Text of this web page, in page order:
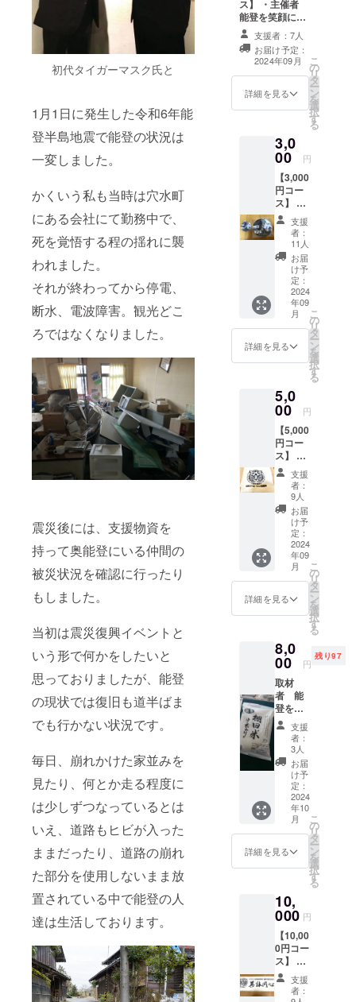
初代タイガーマスク氏と
1月1日に発生した令和6年能
登半島地震で能登の状況は
一変しました。
かくいう私も当時は穴水町
にある会社にて勤務中で、
死を覚悟する程の揺れに襲
われました。
それが終わってから停電、
断水、電波障害。観光どこ
ろではなくなりました。
震災後には、支援物資を
持って奥能登にいる仲間の
被災状況を確認に行ったり
もしました。
当初は震災復興イベントと
いう形で何かをしたいと
思っておりましたが、能登
の現状では復旧も道半ばま
でも行かない状況です。
毎日、崩れかけた家並みを
見たり、何とか走る程度に
は少しずつなっているとは
いえ、道路もヒビが入った
ままだったり、道路の崩れ
た部分を使用しないまま放
置されている中で能登の人
達は生活しております。
う想いで、
能登の人々
に元気を与
えたい、笑
顔を届ける
イベントを
い、と立ち
上がりまし
ぜひあたた
かい応援を
よろしくお
願いいたし
ス】 ・主催者
能登を笑顔に実
行委員会からの
お礼メール送付
・イベント当日
の報告レポート
送付（PDF形
式）
支援者：7人
お届け予定：
2024年09月
詳細を見る
こ
の
リ
タ
ー
ン
を
選
択
す
る
3,0
00 円
【3,000
円コー
ス】 ・
PRAY
for
NOTO
ステッ
カー・
バッチ
セット
送付 ※
こちら
のコー
スをお
申込み
頂けた
日会場
に参加
してい
る子ど
も達へ
もバッ
チをプ
レゼン
トしま
す。 ・
主催
者 能
登を笑
顔に実
行委員
会から
のお礼
ト当日
のデジ
タル写
真集 ・
イベン
ト当日
の報告
レポー
ト送付
（PDF
形式）
支援
者：
11人
お届
け予
定：
2024
年09
月
詳細を見る
こ
の
リ
タ
ー
ン
を
選
択
す
る
5,0
00 円
【5,000
円コー
ス】 ・
初代タ
イガー
マスク
後援
会 タ
オルを
送付 ・
主催
者 能
登を笑
顔に実
行委員
会から
メール
送付 ・
イベン
ト当日
のデジ
タル写
真集 ・
イベン
ト当日
の報告
レポー
ト送付
（PDF
形式）
支援
者：
9人
お届
け予
定：
2024
年09
月
詳細を見る
こ
の
リ
タ
ー
ン
を
選
択
す
る
8,0
00 円
残り97
取材
者 能
登を笑
顔に実
行委員
会から
のお礼
のメー
ル送付
イベン
ト当日
のレ
ポート
送付
(PDF形
式)
産 能
登産
棚田
米 こ
しひか
り2キロ
お米は
精米し
支援
者：
3人
お届
け予
定：
2024
年10
月
詳細を見る
こ
の
リ
タ
ー
ン
を
選
択
す
る
10,
000 円
【10,00
0円コー
ス】 ・
初代タ
イガー
マスク
支援
者：